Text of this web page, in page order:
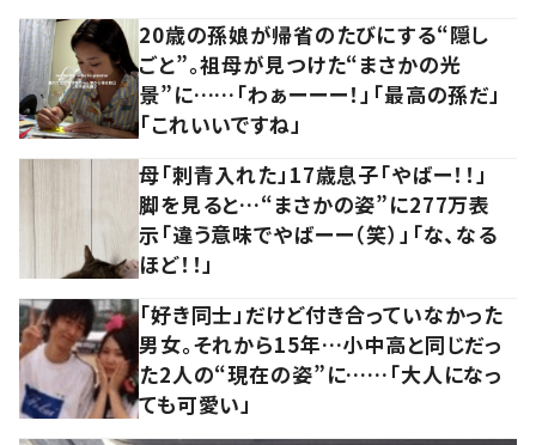
20歳の孫娘が帰省のたびにする“隠し
ごと”。祖母が見つけた“まさかの光
景”に……「わぁーーー！」「最高の孫だ」
「これいいですね」
母「刺青入れた」17歳息子「やばー！！」
脚を見ると…“まさかの姿”に277万表
示「違う意味でやばーー（笑）」「な、なる
ほど！！」
「好き同士」だけど付き合っていなかった
男女。それから15年…小中高と同じだっ
た2人の“現在の姿”に……「大人になっ
ても可愛い」